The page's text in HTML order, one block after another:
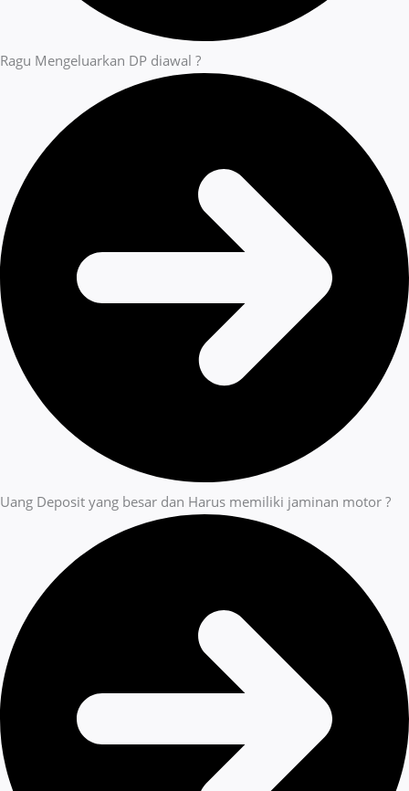
Ragu Mengeluarkan DP diawal ?
Uang Deposit yang besar dan Harus memiliki jaminan motor ?